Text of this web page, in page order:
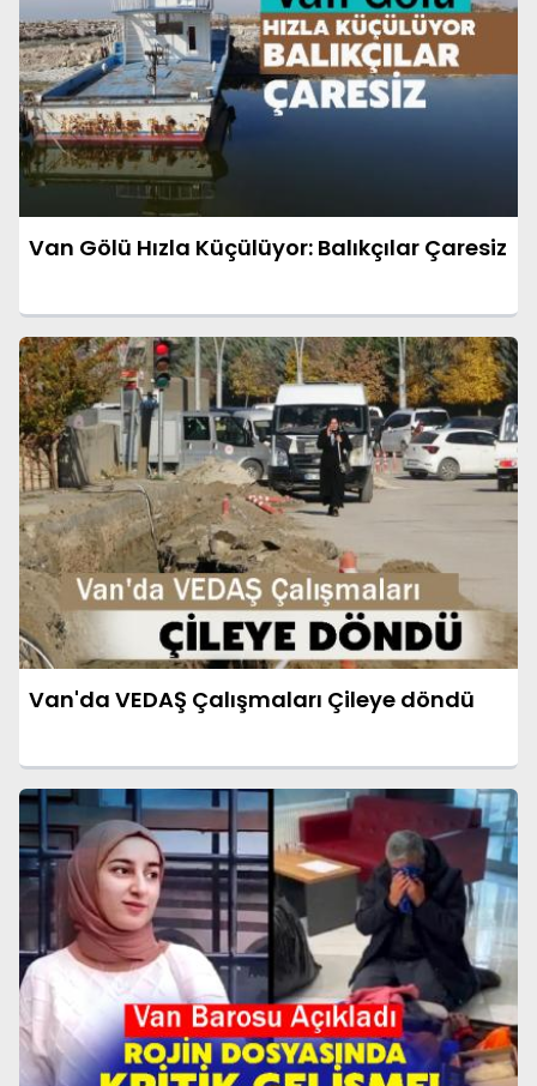
Van Gölü Hızla Küçülüyor: Balıkçılar Çaresiz
Van'da VEDAŞ Çalışmaları Çileye döndü